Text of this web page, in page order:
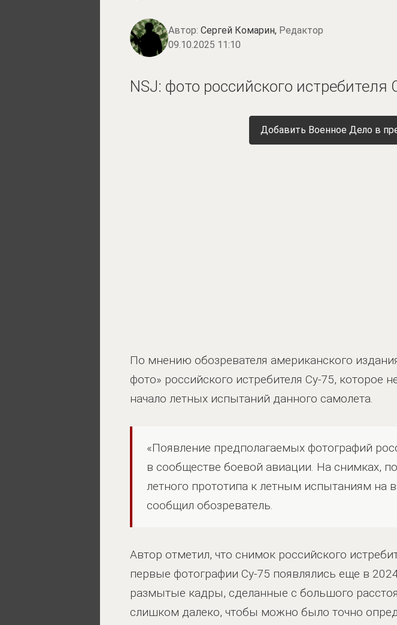
Автор: Сергей Комарин, Редактор
09.10.2025 11:10
NSJ: фото российского
Добавить Военное Дело в
По мнению обозревателя американского
фото» российского истребителя Су-75, которое
начало летных испытаний данного самолета.
«Появление предполагаемых фотографий
в сообществе боевой авиации. На снимках,
летного прототипа к летным испытаниям на
сообщил обозреватель.
Автор отметил, что снимок российского
первые фотографии Су-75 появлялись еще в
размытые кадры, сделанные с большого
слишком далеко, чтобы можно было точно